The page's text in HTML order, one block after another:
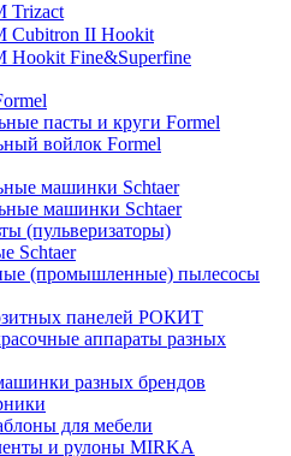
Trizact
Cubitron II Hookit
Hookit Fine&Superfine
пасты и круги Formel
войлок Formel
машинки Schtaer
машинки Schtaer
(пульверизаторы)
Schtaer
(промышленные) пылесосы
панелей РОКИТ
аппараты разных
разных брендов
для мебели
и рулоны MIRKA